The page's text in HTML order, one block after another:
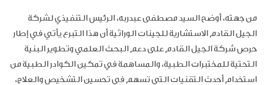
من جهته، أوضح السيدمصطفىعبدربه، الرئيس التنفيذي لشركة
الجيل القادم الاستشارية للجينات الوراثيةأن هذا التبرع يأتي في إطار
حرص شركة الجيل القادم على دعم البحث العلمي وتطوير البنية
التحتية للمختبرات الطبية، والمساهمة في تمكين الكوادر الطبية من
استخدام أحدث التقنيات التي تسهم في تحسين التشخيص والعلاج،